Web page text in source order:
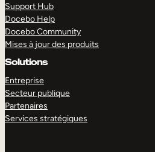
Support Hub
Docebo Help
Docebo Community
Mises à jour des produits
Solutions
Entreprise
Secteur publique
Partenaires
Services stratégiques